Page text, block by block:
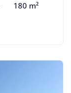
180 m²